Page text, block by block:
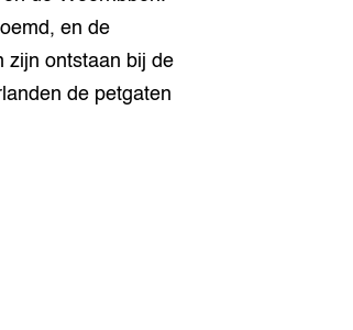
en de
zijn ontstaan bij de
de petgaten